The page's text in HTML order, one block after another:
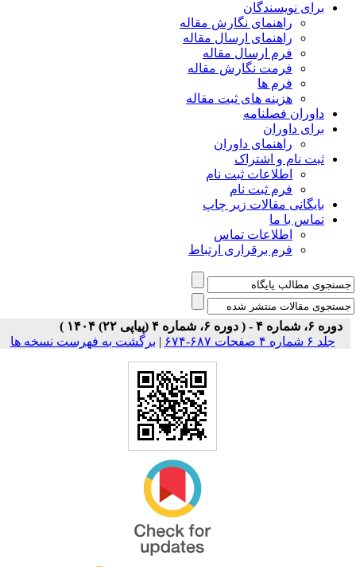
برای نویسندگان
راهنمای نگارش مقاله
راهنمای ارسال مقاله
فرم ارسال مقاله
فرمت نگارش مقاله
فرم ها
هزینه های ثبت مقاله
داوران فصلنامه
برای داوران
راهنمای داوران
ثبت نام و اشتراک
اطلاعات ثبت نام
فرم ثبت نام
بایگانی مقالات زیر چاپ
تماس با ما
اطلاعات تماس
فرم برقراری ارتباط
دوره ۶، شماره ۴ - ( دوره ۶، شماره ۴ (پیاپی ۲۲) ۱۴۰۴ )
جلد ۶ شماره ۴ صفحات ۶۸۷-۶۷۴
| برگشت به فهرست نسخه ها